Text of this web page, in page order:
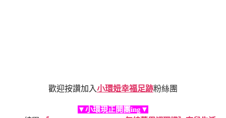
歡迎按讚加入小環妞幸福足跡粉絲團
▼小環現正開團ing▼